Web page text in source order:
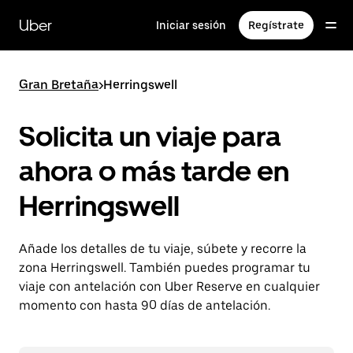
contenido
principal
Uber Iniciar sesión Regístrate
Gran Bretaña>Herringswell
Solicita un viaje para
ahora o más tarde en
Herringswell
Añade los detalles de tu viaje, súbete y recorre la
zona Herringswell. También puedes programar tu
viaje con antelación con Uber Reserve en cualquier
momento con hasta 90 días de antelación.